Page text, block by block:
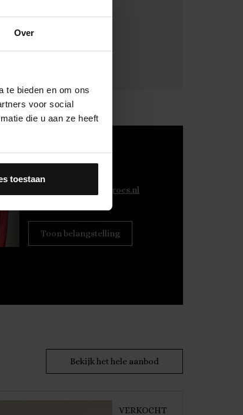
Over
te bieden en om ons
voor social
die u aan ze heeft
toestaan
e.mak@fransenkroes.nl
Toon belangstelling
Bekijk het hele aanbod
VERKOCHT